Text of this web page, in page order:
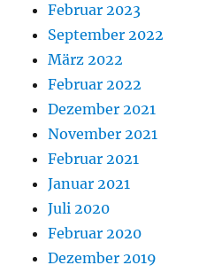
Februar 2023
September 2022
März 2022
Februar 2022
Dezember 2021
November 2021
Februar 2021
Januar 2021
Juli 2020
Februar 2020
Dezember 2019